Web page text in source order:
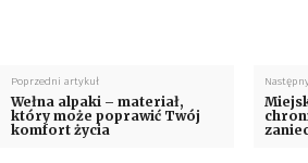
Poprzedni artykuł
Wełna alpaki – materiał,
który może poprawić Twój
komfort życia